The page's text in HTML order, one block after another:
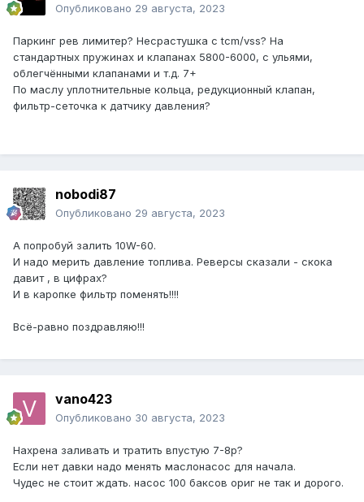
Опубликовано 29 августа, 2023
Паркинг рев лимитер? Несрастушка с tcm/vss? На
стандартных пружинах и клапанах 5800-6000, с ульями,
облегчёнными клапанами и т.д. 7+
По маслу уплотнительные кольца, редукционный клапан,
фильтр-сеточка к датчику давления?
nobodi87
Опубликовано 29 августа, 2023
А попробуй залить 10W-60.
И надо мерить давление топлива. Реверсы сказали - скока
давит , в цифрах?
И в каропке фильтр поменять!!!!
Всё-равно поздравляю!!!
vano423
Опубликовано 30 августа, 2023
Нахрена заливать и тратить впустую 7-8р?
Если нет давки надо менять маслонасос для начала.
Чудес не стоит ждать. насос 100 баксов ориг не так и дорого.